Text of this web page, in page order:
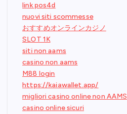
link pos4d
nuovi siti scommesse
おすすめオンラインカジノ
SLOT 1K
siti non aams
casino non aams
M88 login
https://kaiawallet.app/
migliori casino online non AAMS
casino online sicuri